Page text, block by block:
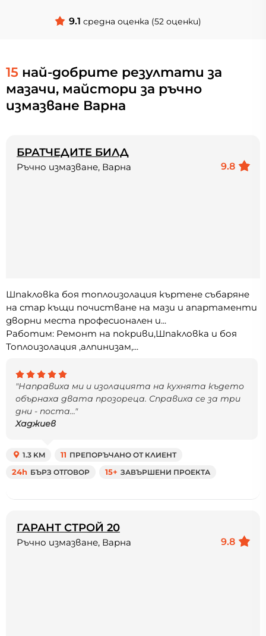
9.1 средна оценка (52 оценки)
15 най-добрите резултати за
мазачи, майстори за ръчно
измазване Варна
БРАТЧЕДИТЕ БИЛД
9.8
Ръчно измазване, Варна
Шпакловка боя топлоизолация къртене събаряне
на стар къщи почистване на мази и апартаменти
дворни места професионален и...
Работим: Ремонт на покриви,Шпакловка и боя
Топлоизолация ,алпинизам,...
"Направиха ми и изолацията на кухнята където
обърнаха двата прозореца. Справиха се за три
дни - поста..."
Хаджиев
1.3 KM 11 ПРЕПОРЪЧАНО ОТ КЛИЕНТ
24h БЪРЗ ОТГОВОР 15+ ЗАВЪРШЕНИ ПРОЕКТА
ГАРАНТ СТРОЙ 20
9.8
Ръчно измазване, Варна